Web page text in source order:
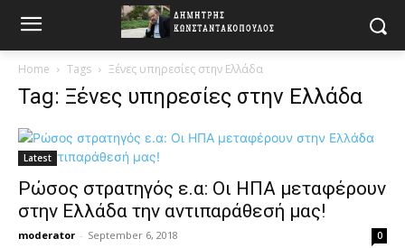
Home Tags Ξένες υπηρεσίες στην Ελλάδα
Tag: Ξένες υπηρεσίες στην Ελλάδα
Latest
Ρώσος στρατηγός ε.α: Οι ΗΠΑ μεταφέρουν
στην Ελλάδα την αντιπαράθεσή μας!
moderator - September 6, 2018 0